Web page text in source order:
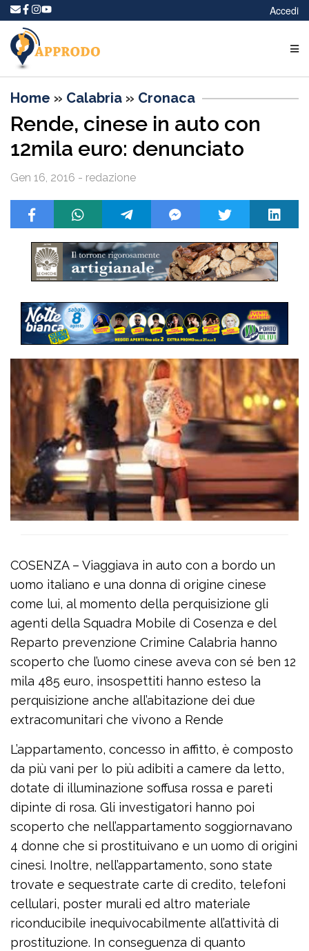
Accedi
Home » Calabria » Cronaca
Rende, cinese in auto con
12mila euro: denunciato
Gen 16, 2016 - redazione
COSENZA – Viaggiava in auto con a bordo un
uomo italiano e una donna di origine cinese
come lui, al momento della perquisizione gli
agenti della Squadra Mobile di Cosenza e del
Reparto prevenzione Crimine Calabria hanno
scoperto che l’uomo cinese aveva con sé ben 12
mila 485 euro, insospettiti hanno esteso la
perquisizione anche all’abitazione dei due
extracomunitari che vivono a Rende
L’appartamento, concesso in affitto, è composto
da più vani per lo più adibiti a camere da letto,
dotate di illuminazione soffusa rossa e pareti
dipinte di rosa. Gli investigatori hanno poi
scoperto che nell’appartamento soggiornavano
4 donne che si prostituivano e un uomo di origini
cinesi. Inoltre, nell’appartamento, sono state
trovate e sequestrate carte di credito, telefoni
cellulari, poster murali ed altro materiale
riconducibile inequivocabilmente all’attività di
prostituzione. In conseguenza di quanto